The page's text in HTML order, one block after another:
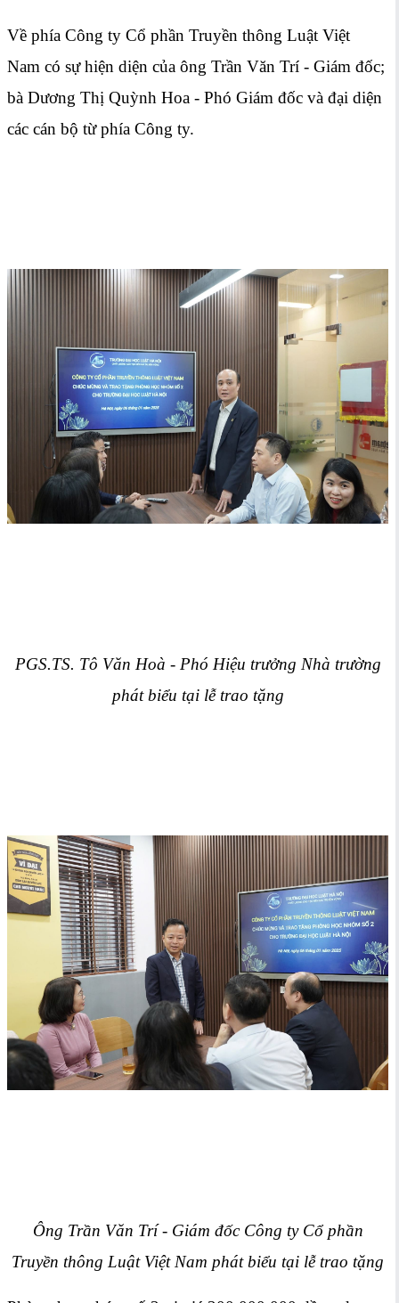
Về phía Công ty Cổ phần Truyền thông Luật Việt
Nam có sự hiện diện của ông Trần Văn Trí - Giám đốc;
bà Dương Thị Quỳnh Hoa - Phó Giám đốc và đại diện
các cán bộ từ phía Công ty.
PGS.TS. Tô Văn Hoà - Phó Hiệu trưởng Nhà trường
phát biểu tại lễ trao tặng
Ông Trần Văn Trí - Giám đốc Công ty Cổ phần
Truyền thông Luật Việt Nam phát biểu tại lễ trao tặng